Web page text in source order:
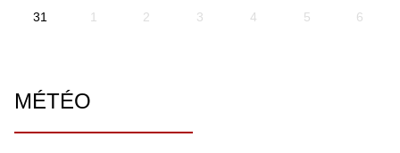
31 1 2 3 4 5 6
MÉTÉO